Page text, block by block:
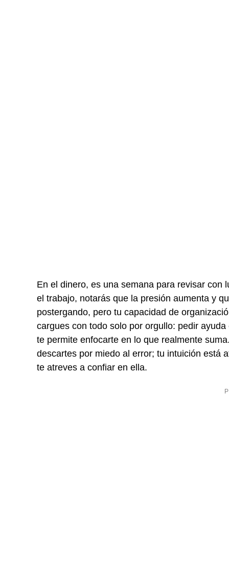
En el dinero, es una semana para revisar con
el trabajo, notarás que la presión aumenta y
postergando, pero tu capacidad de
cargues con todo solo por orgullo: pedir
te permite enfocarte en lo que realmente
descartes por miedo al error; tu intuición está
te atreves a confiar en ella.